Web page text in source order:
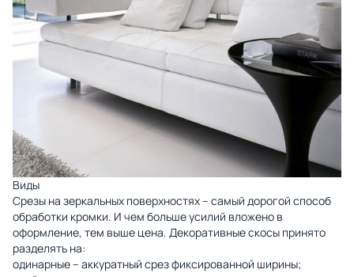
Виды
Срезы на зеркальных поверхностях – самый дорогой способ
обработки кромки. И чем больше усилий вложено в
оформление, тем выше цена. Декоративные скосы принято
разделять на:
одинарные – аккуратный срез фиксированной ширины;